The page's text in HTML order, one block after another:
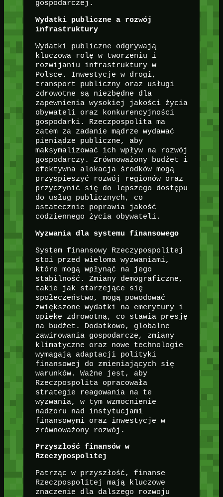
gospodarczej.
Wydatki publiczne a rozwój
infrastruktury
Wydatki publiczne odgrywają
kluczową rolę w tworzeniu i
rozwijaniu infrastruktury w
Polsce. Inwestycje w drogi,
transport publiczny oraz usługi
zdrowotne są niezbędne dla
zapewnienia wysokiej jakości życia
obywateli oraz konkurencyjności
gospodarki. Rzeczpospolita ma
zatem za zadanie mądrze wydawać
pieniądze publiczne, aby
maksymalizować ich wpływ na rozwój
gospodarczy. Zrównoważony budżet i
efektywna alokacja środków mogą
przyspieszyć rozwój regionów oraz
przyczynić się do lepszego dostępu
do usług publicznych, co
ostatecznie poprawia jakość
codziennego życia obywateli.
Wyzwania dla systemu finansowego
System finansowy Rzeczypospolitej
stoi przed wieloma wyzwaniami,
które mogą wpłynąć na jego
stabilność. Zmiany demograficzne,
takie jak starzejące się
społeczeństwo, mogą powodować
zwiększone wydatki na emerytury i
opiekę zdrowotną, co stawia presję
na budżet. Dodatkowo, globalne
zawirowania gospodarcze, zmiany
klimatyczne oraz nowe technologie
wymagają adaptacji polityki
finansowej do zmieniających się
warunków. Ważne jest, aby
Rzeczpospolita opracowała
strategie reagowania na te
wyzwania, w tym wzmocnienie
nadzoru nad instytucjami
finansowymi oraz inwestycje w
zrównoważony rozwój.
Przyszłość finansów w
Rzeczypospolitej
Patrząc w przyszłość, finanse
Rzeczpospolitej mają kluczowe
znaczenie dla dalszego rozwoju